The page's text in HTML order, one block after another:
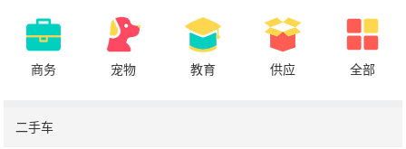
商务 宠物 教育 供应 全部
二手车